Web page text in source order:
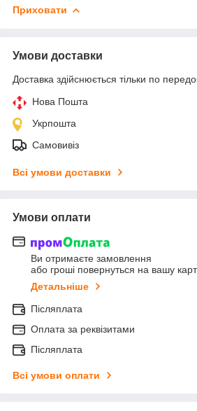
Приховати
Умови доставки
Доставка здійснюється тільки по
Нова Пошта
Укрпошта
Самовивіз
Всі умови доставки
Умови оплати
Ви отримаєте замовлення
або гроші повернуться на вашу
Детальніше
Післяплата
Оплата за реквізитами
Післяплата
Всі умови оплати